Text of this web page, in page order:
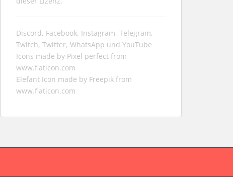
Discord, Facebook, Instagram, Telegram,
Twitch, Twitter, WhatsApp und YouTube
Icons made by Pixel perfect from
www.flaticon.com
Elefant Icon made by Freepik from
www.flaticon.com